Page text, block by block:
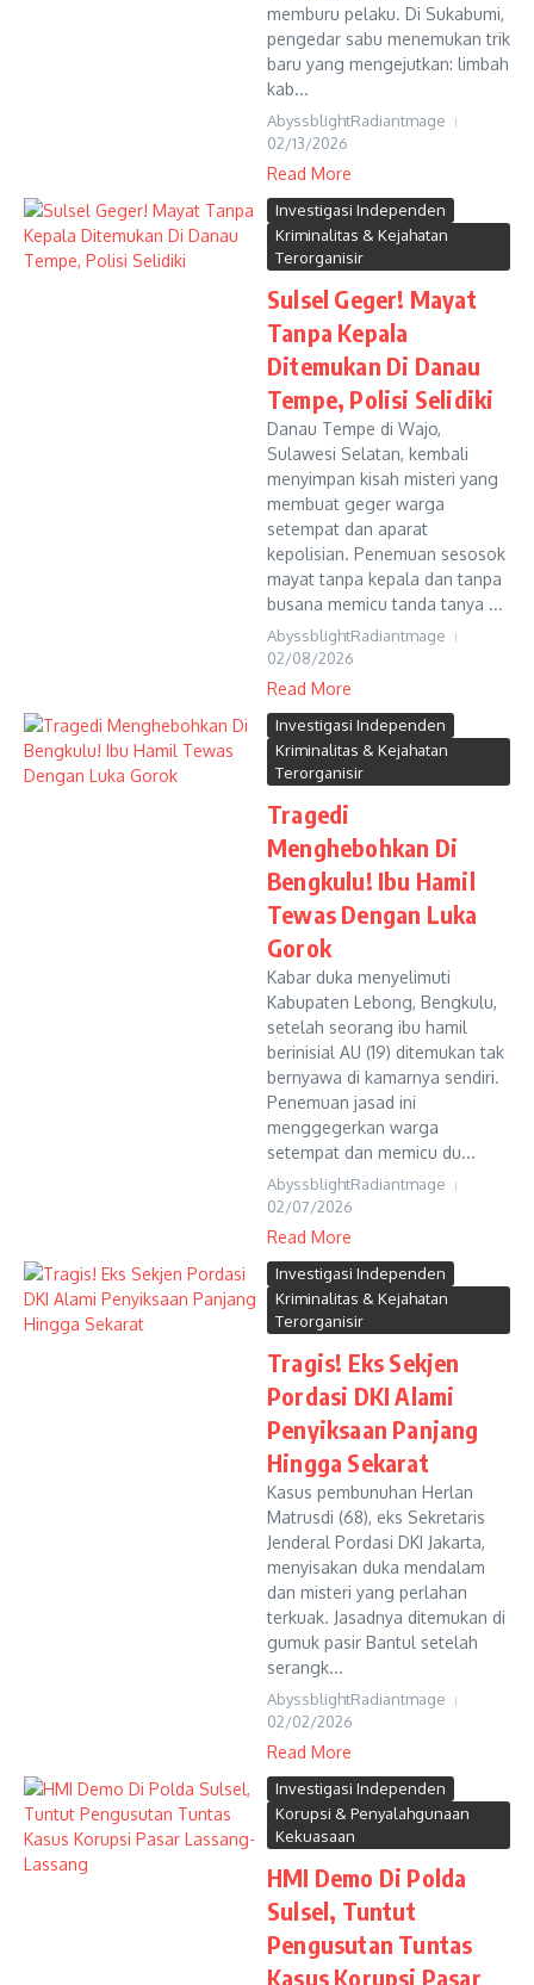
memburu pelaku. Di Sukabumi,
pengedar sabu menemukan trik
baru yang mengejutkan: limbah
kab...
AbyssblightRadiantmage
02/13/2026
Read More
Investigasi Independen
Kriminalitas & Kejahatan
Terorganisir
Sulsel Geger! Mayat
Tanpa Kepala
Ditemukan Di Danau
Tempe, Polisi Selidiki
Danau Tempe di Wajo,
Sulawesi Selatan, kembali
menyimpan kisah misteri yang
membuat geger warga
setempat dan aparat
kepolisian. Penemuan sesosok
mayat tanpa kepala dan tanpa
busana memicu tanda tanya ...
AbyssblightRadiantmage
02/08/2026
Read More
Investigasi Independen
Kriminalitas & Kejahatan
Terorganisir
Tragedi
Menghebohkan Di
Bengkulu! Ibu Hamil
Tewas Dengan Luka
Gorok
Kabar duka menyelimuti
Kabupaten Lebong, Bengkulu,
setelah seorang ibu hamil
berinisial AU (19) ditemukan tak
bernyawa di kamarnya sendiri.
Penemuan jasad ini
menggegerkan warga
setempat dan memicu du...
AbyssblightRadiantmage
02/07/2026
Read More
Investigasi Independen
Kriminalitas & Kejahatan
Terorganisir
Tragis! Eks Sekjen
Pordasi DKI Alami
Penyiksaan Panjang
Hingga Sekarat
Kasus pembunuhan Herlan
Matrusdi (68), eks Sekretaris
Jenderal Pordasi DKI Jakarta,
menyisakan duka mendalam
dan misteri yang perlahan
terkuak. Jasadnya ditemukan di
gumuk pasir Bantul setelah
serangk...
AbyssblightRadiantmage
02/02/2026
Read More
Investigasi Independen
Korupsi & Penyalahgunaan
Kekuasaan
HMI Demo Di Polda
Sulsel, Tuntut
Pengusutan Tuntas
Kasus Korupsi Pasar